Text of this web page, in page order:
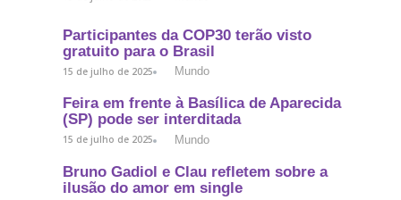
Participantes da COP30 terão visto
gratuito para o Brasil
15 de julho de 2025 Mundo
Feira em frente à Basílica de Aparecida
(SP) pode ser interditada
15 de julho de 2025 Mundo
Bruno Gadiol e Clau refletem sobre a
ilusão do amor em single